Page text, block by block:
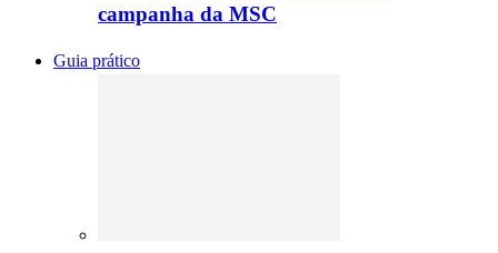
campanha da MSC
Guia prático